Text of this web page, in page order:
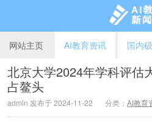
网站主页 AI教育资讯 国内
北京大学2024年学科评估
占鳌头
admin 发布于 2024-11-22 分类： AI教育